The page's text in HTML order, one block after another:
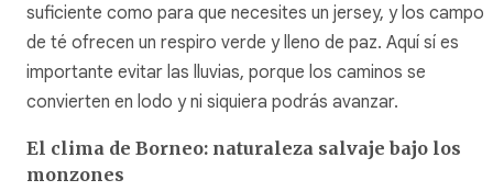
suficiente como para que necesites un jersey, y los campos
de té ofrecen un respiro verde y lleno de paz. Aquí sí es
importante evitar las lluvias, porque los caminos se
convierten en lodo y ni siquiera podrás avanzar.
El clima de Borneo: naturaleza salvaje bajo los
monzones